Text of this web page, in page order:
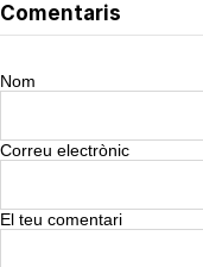
Comentaris
Nom
Correu electrònic
El teu comentari